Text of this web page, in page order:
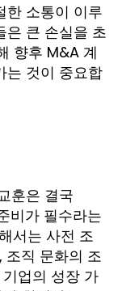
한 소통이 이루
은 큰 손실을 초
향후 M&A 계
는 것이 중요합
훈은 결국
비가 필수라는
서는 사전 조
조직 문화의 조
업의 성장 가